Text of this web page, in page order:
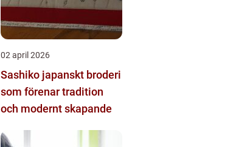
02 april 2026
Sashiko japanskt broderi
som förenar tradition
och modernt skapande